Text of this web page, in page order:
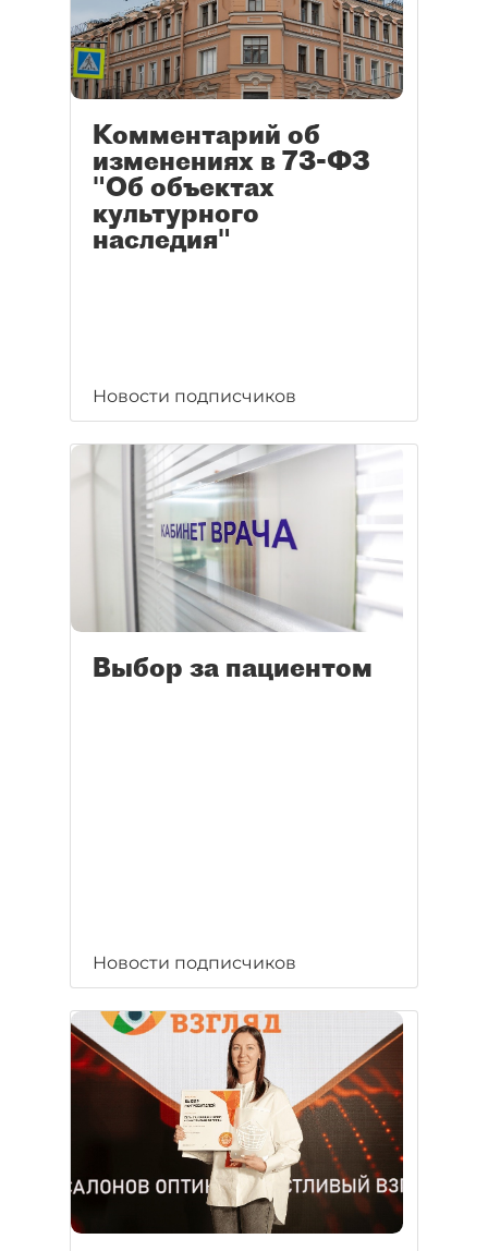
Комментарий об
изменениях в 73-ФЗ
"Об объектах
культурного
наследия"
Новости подписчиков
Выбор за пациентом
Новости подписчиков